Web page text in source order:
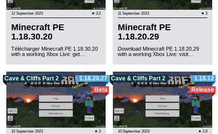
12 September 2023 ★ 3.2
Minecraft PE
1.18.30.20
Télécharger Minecraft PE 1.18.30.20
with a working Xbox Live: get…
11 September 2023 ★ 3
Minecraft PE
1.18.20.29
Download Minecraft PE 1.18.20.29
with a working Xbox Live: visit…
Cave & Cliffs Part 2
1.18.20.27
Beta
10 September 2023 ★ 3
Cave & Cliffs Part 2
1.18.12
Release
10 September 2023 ★ 2.8